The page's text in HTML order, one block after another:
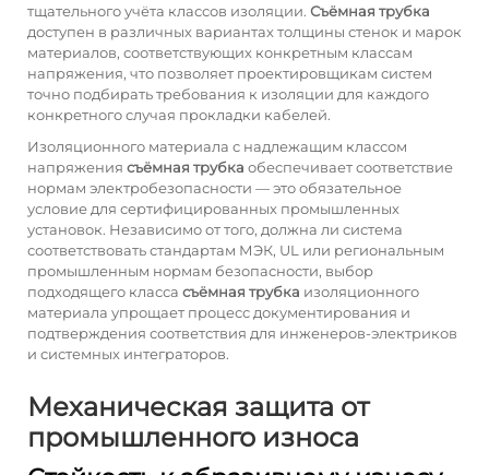
тщательного учёта классов изоляции. Съёмная трубка
доступен в различных вариантах толщины стенок и марок
материалов, соответствующих конкретным классам
напряжения, что позволяет проектировщикам систем
точно подбирать требования к изоляции для каждого
конкретного случая прокладки кабелей.
Изоляционного материала с надлежащим классом
напряжения съёмная трубка обеспечивает соответствие
нормам электробезопасности — это обязательное
условие для сертифицированных промышленных
установок. Независимо от того, должна ли система
соответствовать стандартам МЭК, UL или региональным
промышленным нормам безопасности, выбор
подходящего класса съёмная трубка изоляционного
материала упрощает процесс документирования и
подтверждения соответствия для инженеров-электриков
и системных интеграторов.
Механическая защита от
промышленного износа